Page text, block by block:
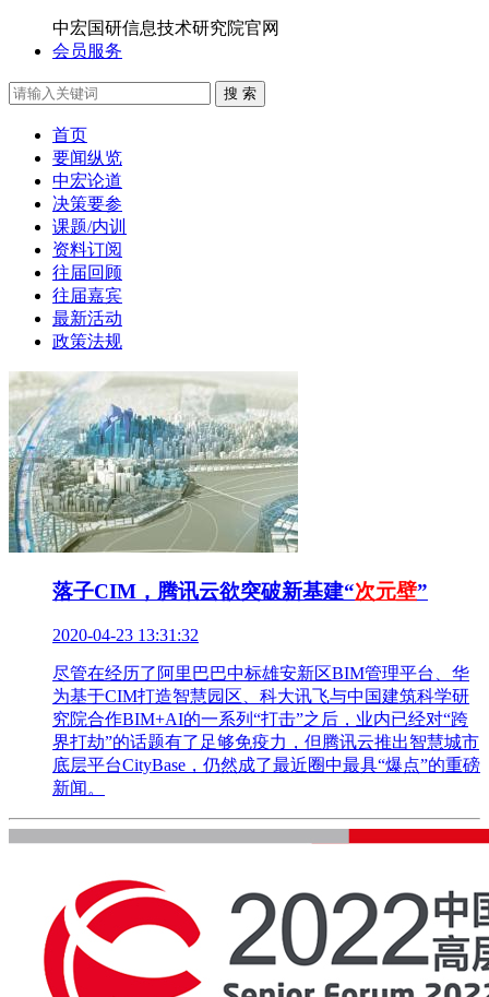
中宏国研信息技术研究院官网
会员服务
搜 索
首页
要闻纵览
中宏论道
决策要参
课题/内训
资料订阅
往届回顾
往届嘉宾
最新活动
政策法规
落子CIM，腾讯云欲突破新基建“次元壁”
2020-04-23 13:31:32
尽管在经历了阿里巴巴中标雄安新区BIM管理平台、华
为基于CIM打造智慧园区、科大讯飞与中国建筑科学研
究院合作BIM+AI的一系列“打击”之后，业内已经对“跨
界打劫”的话题有了足够免疫力，但腾讯云推出智慧城市
底层平台CityBase，仍然成了最近圈中最具“爆点”的重磅
新闻。